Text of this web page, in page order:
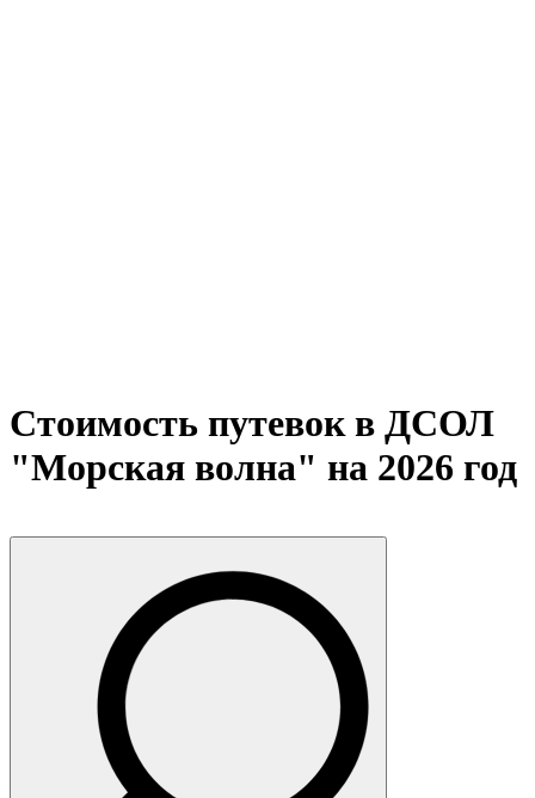
Стоимость путевок в ДСОЛ
"Морская волна" на 2026 год